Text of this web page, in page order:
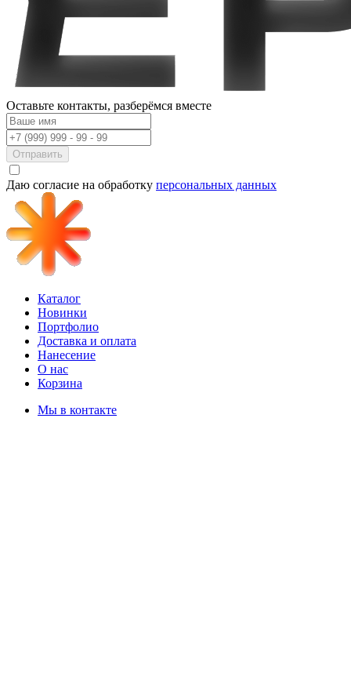
Оставьте контакты, разберёмся вместе
Отправить
Даю согласие на обработку персональных данных
Каталог
Новинки
Портфолио
Доставка и оплата
Нанесение
О нас
Корзина
Мы в контакте